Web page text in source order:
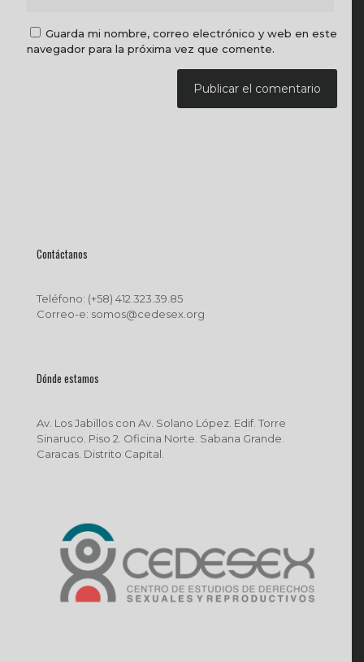
Guarda mi nombre, correo electrónico y web en este
navegador para la próxima vez que comente.
Contáctanos
Teléfono: (+58) 412.323.39.85
Correo-e: somos@cedesex.org
Dónde estamos
Av. Los Jabillos con Av. Solano López. Edif. Torre
Sinaruco. Piso 2. Oficina Norte. Sabana Grande.
Caracas. Distrito Capital.